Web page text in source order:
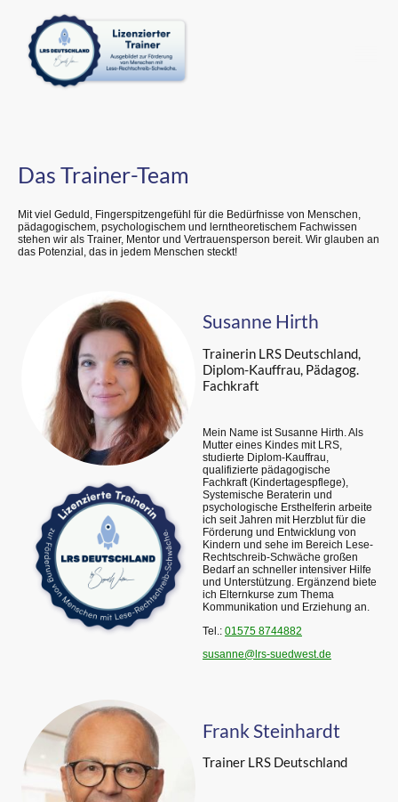
Das Trainer-Team
Mit viel Geduld, Fingerspitzengefühl für die Bedürfnisse von Menschen,
pädagogischem, psychologischem und lerntheoretischem Fachwissen
stehen wir als Trainer, Mentor und Vertrauensperson bereit. Wir glauben an
das Potenzial, das in jedem Menschen steckt!
Susanne Hirth
Trainerin LRS Deutschland,
Diplom-Kauffrau, Pädagog.
Fachkraft
Mein Name ist Susanne Hirth. Als
Mutter eines Kindes mit LRS,
studierte Diplom-Kauffrau,
qualifizierte pädagogische
Fachkraft (Kindertagespflege),
Systemische Beraterin und
psychologische Ersthelferin arbeite
ich seit Jahren mit Herzblut für die
Förderung und Entwicklung von
Kindern und sehe im Bereich Lese-
Rechtschreib-Schwäche großen
Bedarf an schneller intensiver Hilfe
und Unterstützung. Ergänzend biete
ich Elternkurse zum Thema
Kommunikation und Erziehung an.
Tel.: 01575 8744882
susanne@lrs-suedwest.de
Frank Steinhardt
Trainer LRS Deutschland